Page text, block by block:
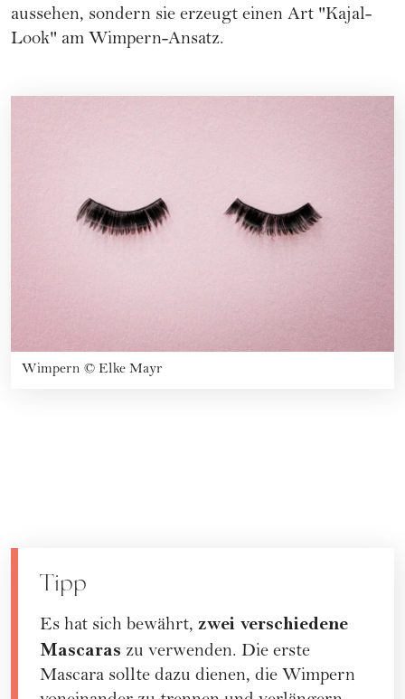
aussehen, sondern sie erzeugt einen Art "Kajal-
Look" am Wimpern-Ansatz.
Wimpern © Elke Mayr
Tipp
Es hat sich bewährt, zwei verschiedene
Mascaras zu verwenden. Die erste
Mascara sollte dazu dienen, die Wimpern